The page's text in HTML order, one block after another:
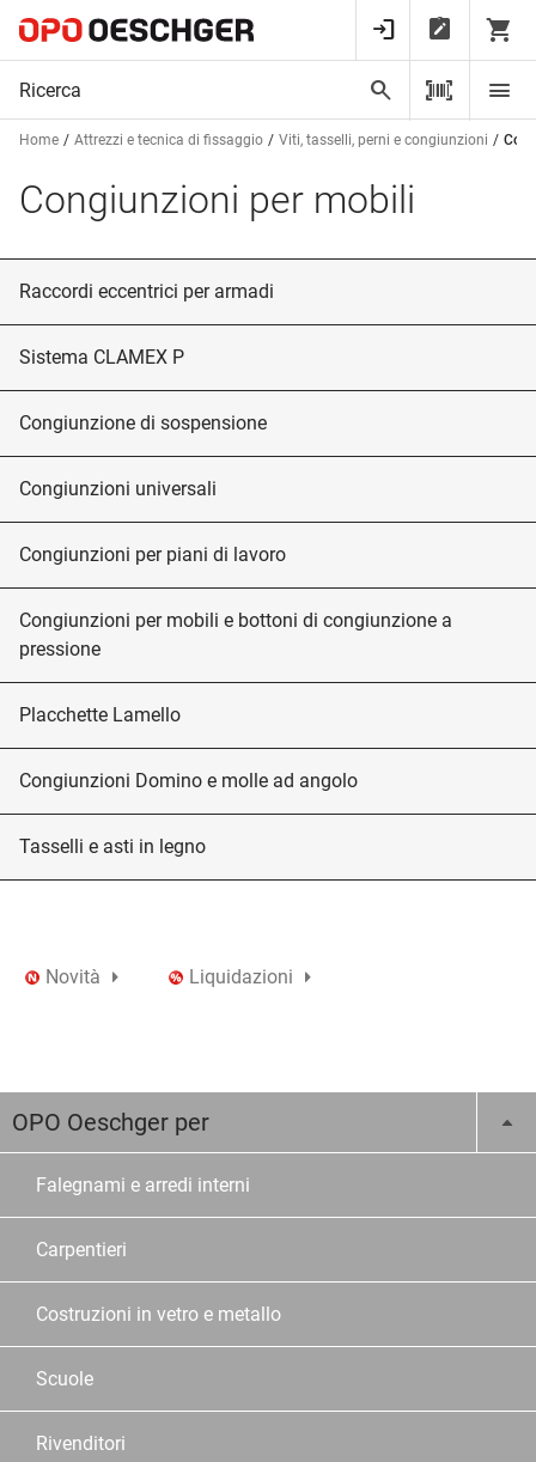
Home Attrezzi e tecnica di fissaggio Viti, tasselli, perni e congiunzioni
Congiunzioni per mobili
Raccordi eccentrici per armadi
Sistema CLAMEX P
Congiunzione di sospensione
Congiunzioni universali
Congiunzioni per piani di lavoro
Congiunzioni per mobili e bottoni di congiunzione a
pressione
Placchette Lamello
Congiunzioni Domino e molle ad angolo
Tasselli e asti in legno
Novità Liquidazioni
OPO Oeschger per
Falegnami e arredi interni
Carpentieri
Costruzioni in vetro e metallo
Scuole
Rivenditori